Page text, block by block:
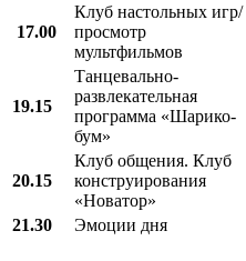
17.00
Клуб настольных игр/
просмотр
мультфильмов
19.15
Танцевально-
развлекательная
программа «Шарико-
бум»
20.15
Клуб общения. Клуб
конструирования
«Новатор»
21.30 Эмоции дня